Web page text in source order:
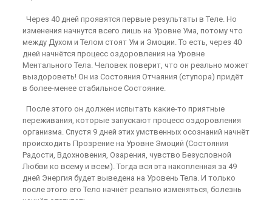
Через 40 дней проявятся первые результаты в Теле. Но
изменения начнутся всего лишь на Уровне Ума, потому что
между Духом и Телом стоят Ум и Эмоции. То есть, через 40
дней начнётся процесс оздоровления на Уровне
Ментального Тела. Человек поверит, что он реально может
выздороветь! Он из Состояния Отчаяния (ступора) придёт
в более-менее стабильное Состояние.
После этого он должен испытать какие-то приятные
переживания, которые запускают процесс оздоровления
организма. Спустя 9 дней этих умственных осознаний начнёт
происходить Прозрение на Уровне Эмоций (Состояния
Радости, Вдохновения, Озарения, чувство Безусловной
Любви ко всему и всем). Тогда вся эта накопленная за 49
дней Энергия будет выведена на Уровень Тела. И только
после этого его Тело начнёт реально изменяться, болезнь